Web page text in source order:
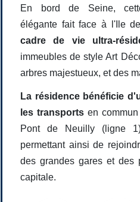
En bord de Seine,
élégante fait face à l'Ile
cadre de vie ultra-
immeubles de style Art
arbres majestueux, et des
La résidence bénéficie
les transports en
Pont de Neuilly (ligne
permettant ainsi de
des grandes gares et des
capitale.